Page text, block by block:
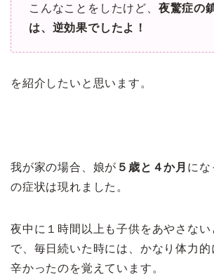
こんなことをしたけど、 夜驚症の
は、逆効果でしたよ！
を紹介したいと思います。
我が家の場合、娘が ５歳と４か月 にな
の症状は現れました。
夜中に１時間以上も子供をあやさな
で、毎日続いた時には、かなり体力的
辛かったのを覚えています。